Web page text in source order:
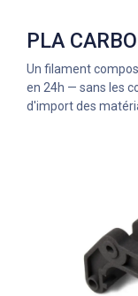
PLA
Un filament
en 24h — sans les
d'import des